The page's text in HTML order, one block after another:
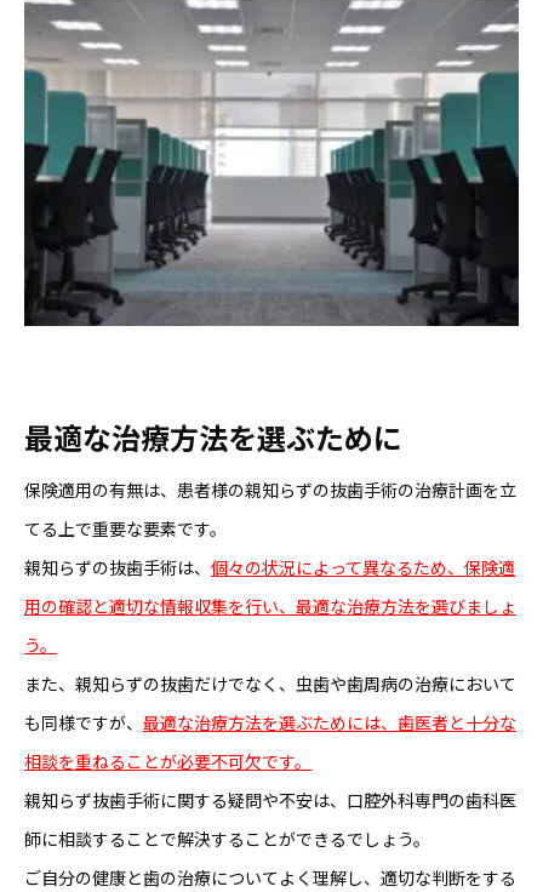
最適な治療方法を選ぶために
保険適用の有無は、患者様の親知らずの抜歯手術の治療計画を立
てる上で重要な要素です。
親知らずの抜歯手術は、 個々の状況によって異なるため、保険適
用の確認と適切な情報収集を行い、最適な治療方法を選びましょ
う。
また、親知らずの抜歯だけでなく、虫歯や歯周病の治療において
も同様ですが、 最適な治療方法を選ぶためには、歯医者と十分な
相談を重ねることが必要不可欠です。
親知らず抜歯手術に関する疑問や不安は、口腔外科専門の歯科医
師に相談することで解決することができるでしょう。
ご自分の健康と歯の治療についてよく理解し、適切な判断をする